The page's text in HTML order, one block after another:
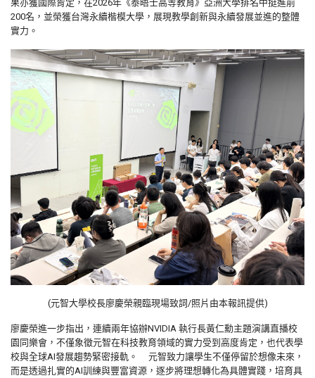
果亦獲國際肯定，在2026年《泰晤士高等教育》亞洲大學排名中挺進前
200名，並榮獲台灣永續楷模大學，展現教學創新與永續發展並進的整體
實力。
(元智大學校長廖慶榮親臨現場致詞/照片由本報訊提供)
廖慶榮進一步指出，連續兩年協辦NVIDIA 執行長黃仁勳主題演講直播校
園同樂會，不僅象徵元智在科技教育領域的實力受到高度肯定，也代表學
校與全球AI發展趨勢緊密接軌。
元智致力讓學生不僅停留於想像未來，
而是透過扎實的AI訓練與豐富資源，逐步將理想轉化為具體實踐，培育具